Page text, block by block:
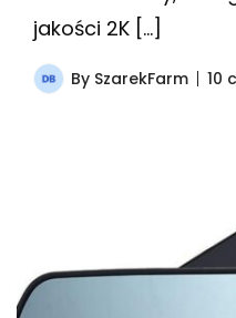
jakości 2K […]
By SzarekFarm 10